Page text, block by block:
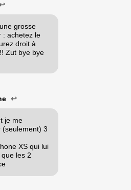
grosse
: achetez le
droit à
Zut bye bye
↩
je me
(seulement) 3
XS qui lui
les 2